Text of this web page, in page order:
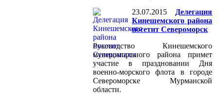
23.07.2015
Делегация
Кинешемского района
посетит Североморск
Руководство Кинешемского
муниципального района примет
участие в праздновании Дня
военно-морского флота в городе
Североморске Мурманской
области.